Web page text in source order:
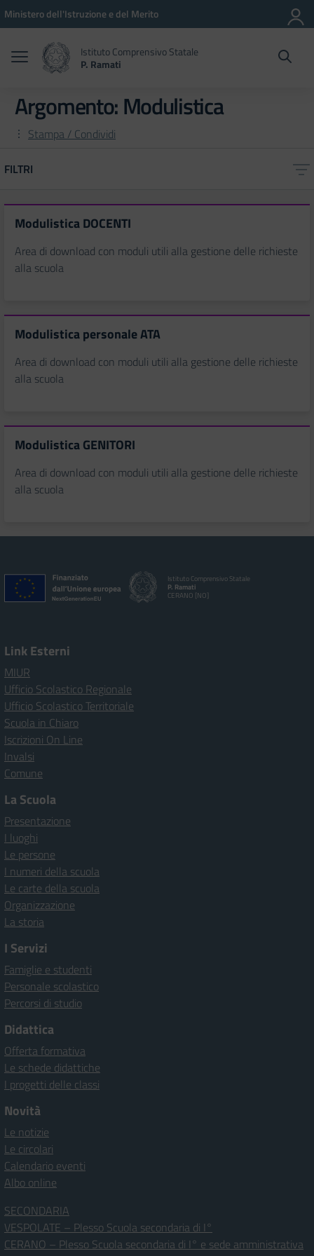
Vai ai contenuti
Vai al menu di navigazione
Vai al footer
Ministero dell'Istruzione e del Merito
Istituto Comprensivo Statale
P. Ramati
Argomento: Modulistica
Stampa / Condividi
FILTRI
Modulistica DOCENTI
Area di download con moduli utili alla gestione delle richieste
alla scuola
Modulistica personale ATA
Area di download con moduli utili alla gestione delle richieste
alla scuola
Modulistica GENITORI
Area di download con moduli utili alla gestione delle richieste
alla scuola
Istituto Comprensivo Statale
P. Ramati
CERANO [NO]
Link Esterni
MIUR
Ufficio Scolastico Regionale
Ufficio Scolastico Territoriale
Scuola in Chiaro
Iscrizioni On Line
Invalsi
Comune
La Scuola
Presentazione
I luoghi
Le persone
I numeri della scuola
Le carte della scuola
Organizzazione
La storia
I Servizi
Famiglie e studenti
Personale scolastico
Percorsi di studio
Didattica
Offerta formativa
Le schede didattiche
I progetti delle classi
Novità
Le notizie
Le circolari
Calendario eventi
Albo online
SECONDARIA
VESPOLATE – Plesso Scuola secondaria di I°
CERANO – Plesso Scuola secondaria di I° e sede amministrativa